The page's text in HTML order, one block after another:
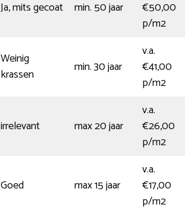
Ja, mits gecoat min. 50 jaar
€50,00
p/m2
Weinig
krassen
min. 30 jaar
v.a.
€41,00
p/m2
irrelevant max 20 jaar
v.a.
€26,00
p/m2
Goed max 15 jaar
v.a.
€17,00
p/m2